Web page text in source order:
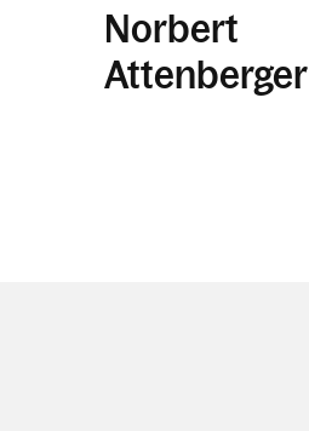
Norbert
Attenberger